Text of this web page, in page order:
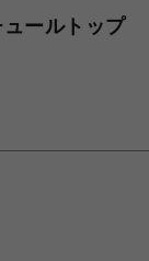
ールトップ